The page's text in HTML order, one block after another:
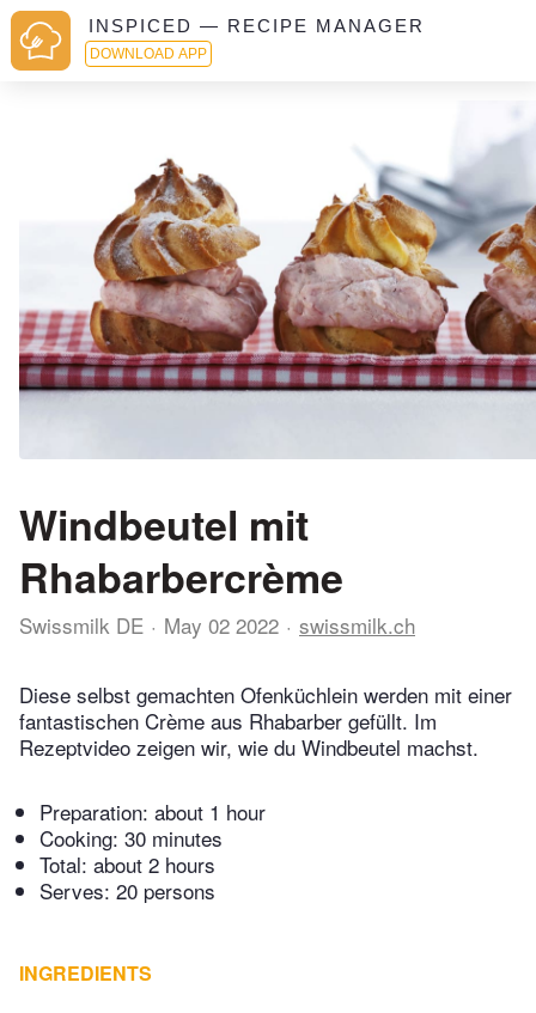
INSPICED — RECIPE MANAGER
DOWNLOAD APP
Windbeutel mit
Rhabarbercrème
Swissmilk DE May 02 2022 swissmilk.ch
Diese selbst gemachten Ofenküchlein werden mit einer
fantastischen Crème aus Rhabarber gefüllt. Im
Rezeptvideo zeigen wir, wie du Windbeutel machst.
Preparation: about 1 hour
Cooking: 30 minutes
Total: about 2 hours
Serves: 20 persons
INGREDIENTS